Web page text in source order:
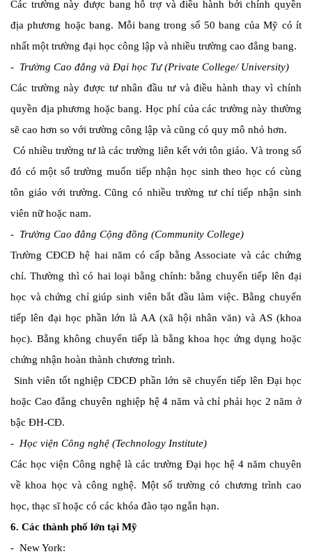
Các trường này được bang hỗ trợ và điều hành bởi chính quyền
địa phương hoặc bang. Mỗi bang trong số 50 bang của Mỹ có ít
nhất một trường đại học công lập và nhiều trường cao đẳng bang.
- Trường Cao đẳng và Đại học Tư (Private College/ University)
Các trường này được tư nhân đầu tư và điều hành thay vì chính
quyền địa phương hoặc bang. Học phí của các trường này thường
sẽ cao hơn so với trường công lập và cũng có quy mô nhỏ hơn.
Có nhiều trường tư là các trường liên kết với tôn giáo. Và trong số
đó có một số trường muốn tiếp nhận học sinh theo học có cùng
tôn giáo với trường. Cũng có nhiều trường tư chỉ tiếp nhận sinh
viên nữ hoặc nam.
- Trường Cao đẳng Cộng đồng (Community College)
Trường CĐCĐ hệ hai năm có cấp bằng Associate và các chứng
chỉ. Thường thì có hai loại bằng chính: bằng chuyển tiếp lên đại
học và chứng chỉ giúp sinh viên bắt đầu làm việc. Bằng chuyển
tiếp lên đại học phần lớn là AA (xã hội nhân văn) và AS (khoa
học). Bằng không chuyển tiếp là bằng khoa học ứng dụng hoặc
chứng nhận hoàn thành chương trình.
Sinh viên tốt nghiệp CĐCĐ phần lớn sẽ chuyển tiếp lên Đại học
hoặc Cao đẳng chuyên nghiệp hệ 4 năm và chỉ phải học 2 năm ở
bậc ĐH-CĐ.
- Học viện Công nghệ (Technology Institute)
Các học viện Công nghệ là các trường Đại học hệ 4 năm chuyên
về khoa học và công nghệ. Một số trường có chương trình cao
học, thạc sĩ hoặc có các khóa đào tạo ngắn hạn.
6. Các thành phố lớn tại Mỹ
- New York: